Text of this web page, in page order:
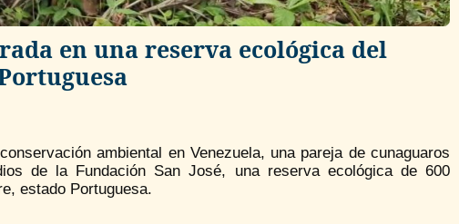
en una reserva ecológica del
ambiental en Venezuela, una pareja de cunaguaros
de la Fundación San José, una reserva ecológica de 600
estado Portuguesa.